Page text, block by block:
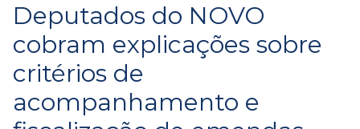
Deputados do NOVO
cobram explicações sobre
critérios de
acompanhamento e